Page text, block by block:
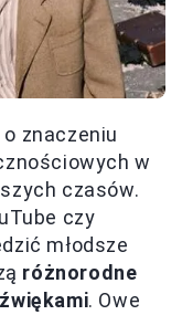
znaczeniu
w
czasów.
czy
młodsze
różnorodne
. Owe